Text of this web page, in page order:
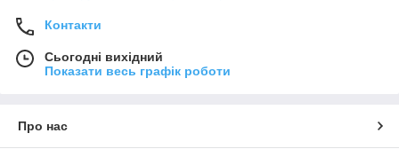
Контакти
Сьогодні вихідний
Показати весь графік роботи
Про нас